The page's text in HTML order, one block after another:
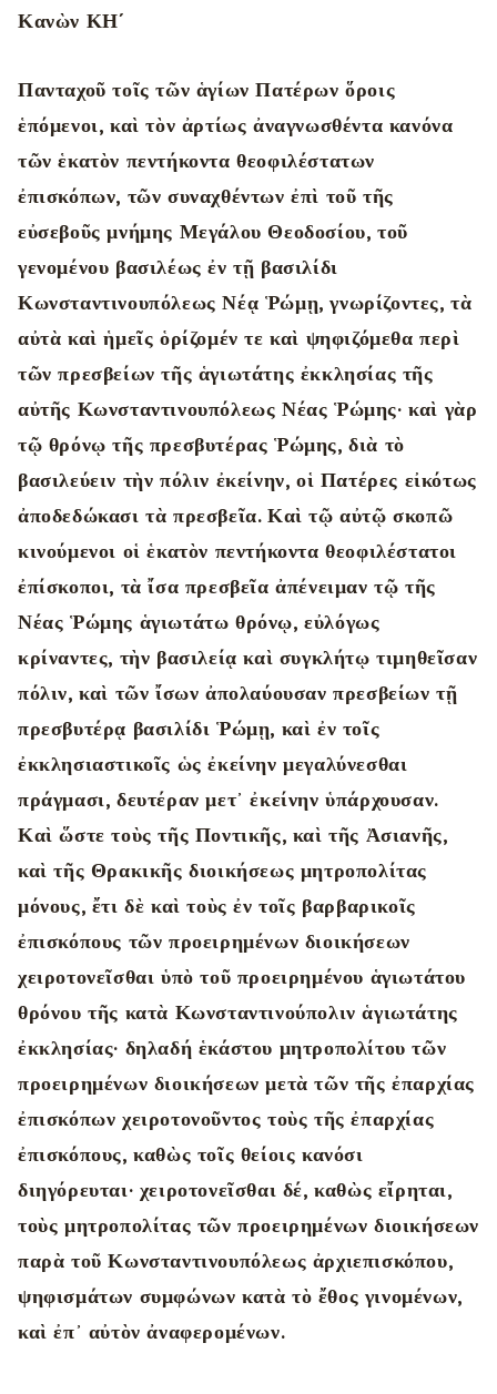
Κανὼν ΚΗ´
Πανταχοῦ τοῖς τῶν ἁγίων Πατέρων ὅροις
ἑπόμενοι, καὶ τὸν ἀρτίως ἀναγνωσθέντα κανόνα
τῶν ἑκατὸν πεντήκοντα θεοφιλέστατων
ἐπισκόπων, τῶν συναχθέντων ἐπὶ τοῦ τῆς
εὐσεβοῦς μνήμης Μεγάλου Θεοδοσίου, τοῦ
γενομένου βασιλέως ἐν τῇ βασιλίδι
Κωνσταντινουπόλεως Νέᾳ Ῥώμῃ, γνωρίζοντες, τὰ
αὐτὰ καὶ ἡμεῖς ὁρίζομέν τε καὶ ψηφιζόμεθα περὶ
τῶν πρεσβείων τῆς ἁγιωτάτης ἐκκλησίας τῆς
αὐτῆς Κωνσταντινουπόλεως Νέας Ῥώμης· καὶ γὰρ
τῷ θρόνῳ τῆς πρεσβυτέρας Ῥώμης, διὰ τὸ
βασιλεύειν τὴν πόλιν ἐκείνην, οἱ Πατέρες εἰκότως
ἀποδεδώκασι τὰ πρεσβεῖα. Καὶ τῷ αὐτῷ σκοπῶ
κινούμενοι οἱ ἑκατὸν πεντήκοντα θεοφιλέστατοι
ἐπίσκοποι, τὰ ἴσα πρεσβεῖα ἀπένειμαν τῷ τῆς
Νέας Ῥώμης ἁγιωτάτω θρόνῳ, εὐλόγως
κρίναντες, τὴν βασιλείᾳ καὶ συγκλήτῳ τιμηθεῖσαν
πόλιν, καὶ τῶν ἴσων ἀπολαύουσαν πρεσβείων τῇ
πρεσβυτέρᾳ βασιλίδι Ῥώμῃ, καὶ ἐν τοῖς
ἐκκλησιαστικοῖς ὡς ἐκείνην μεγαλύνεσθαι
πράγμασι, δευτέραν μετ᾿ ἐκείνην ὑπάρχουσαν.
Καὶ ὥστε τοὺς τῆς Ποντικῆς, καὶ τῆς Ἀσιανῆς,
καὶ τῆς Θρακικῆς διοικήσεως μητροπολίτας
μόνους, ἔτι δὲ καὶ τοὺς ἐν τοῖς βαρβαρικοῖς
ἐπισκόπους τῶν προειρημένων διοικήσεων
χειροτονεῖσθαι ὑπὸ τοῦ προειρημένου ἁγιωτάτου
θρόνου τῆς κατὰ Κωνσταντινούπολιν ἁγιωτάτης
ἐκκλησίας· δηλαδή ἑκάστου μητροπολίτου τῶν
προειρημένων διοικήσεων μετὰ τῶν τῆς ἐπαρχίας
ἐπισκόπων χειροτονοῦντος τοὺς τῆς ἐπαρχίας
ἐπισκόπους, καθὼς τοῖς θείοις κανόσι
διηγόρευται· χειροτονεῖσθαι δέ, καθὼς εἴρηται,
τοὺς μητροπολίτας τῶν προειρημένων διοικήσεων
παρὰ τοῦ Κωνσταντινουπόλεως ἀρχιεπισκόπου,
ψηφισμάτων συμφώνων κατὰ τὸ ἔθος γινομένων,
καὶ ἐπ᾿ αὐτὸν ἀναφερομένων.